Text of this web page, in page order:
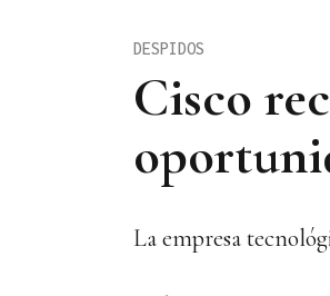
Cisco
DESPIDOS
La empresa